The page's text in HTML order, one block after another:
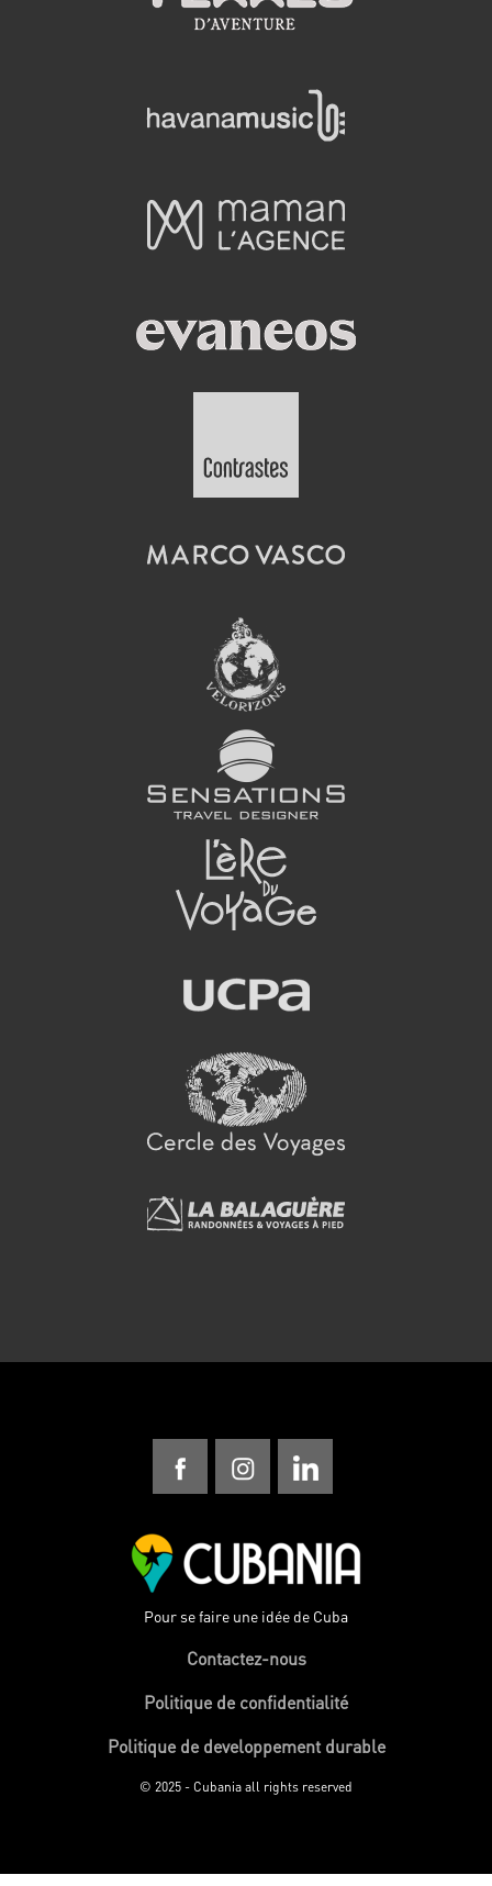
Pour se faire une idée de Cuba
Contactez-nous
Politique de confidentialité
Politique de developpement durable
© 2025 - Cubania all rights reserved